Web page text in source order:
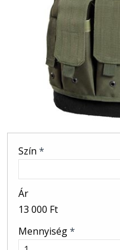
Szín *
Ár
13 000 Ft
Mennyiség*